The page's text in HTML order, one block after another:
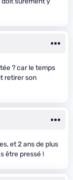
? car le temps
retirer son
et 2 ans de plus
être pressé !